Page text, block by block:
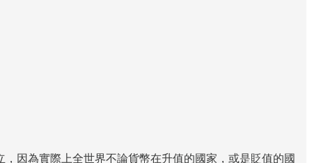
因為實際上全世界不論貨幣在升值的國家，或是貶值的國